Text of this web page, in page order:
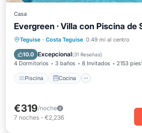
Casa
Evergreen · Villa con Piscina de
Teguise · Costa Teguise 0.49 mi al centro
10.0 Excepcional(31 Reseñas)
4 Dormitorios 3 baños 8 Invitados 2153
Piscina Cocina
Piscina Cocina
Internet
Se admiten mascotas
€319/noche
7 noches - €2,236